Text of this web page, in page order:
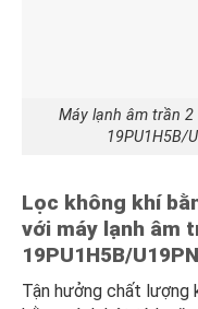
Máy lạnh âm trần 2
19PU1H5B/
Lọc không khí
với máy lạnh âm
19PU1H5B/
Tận hưởng chất lượng